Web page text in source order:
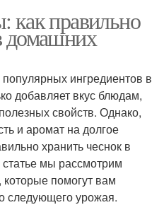
как правильно
домашних
ингредиентов в
добавляет вкус блюдам,
свойств. Однако,
и аромат на долгое
хранить чеснок в
мы рассмотрим
помогут вам
следующего урожая.